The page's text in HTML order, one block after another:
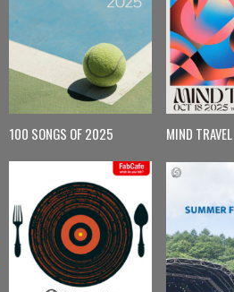
100 SONGS OF 2025 MIND TRAVEL